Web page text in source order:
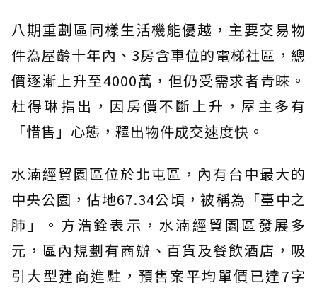
八期重劃區同樣生活機能優越，主要交易物
件為屋齡十年內、3房含車位的電梯社區，總
價逐漸上升至4000萬，但仍受需求者青睞。
杜得琳指出，因房價不斷上升，屋主多有
「惜售」心態，釋出物件成交速度快。
水湳經貿園區位於北屯區，內有台中最大的
中央公園，佔地67.34公頃，被稱為「臺中之
肺」。方浩銓表示，水湳經貿園區發展多
元，區內規劃有商辦、百貨及餐飲酒店，吸
引大型建商進駐，預售案平均單價已達7字